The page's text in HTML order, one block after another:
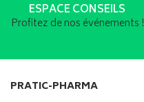
ESPACE CONSEILS
Profitez de nos événements !
PRATIC-PHARMA